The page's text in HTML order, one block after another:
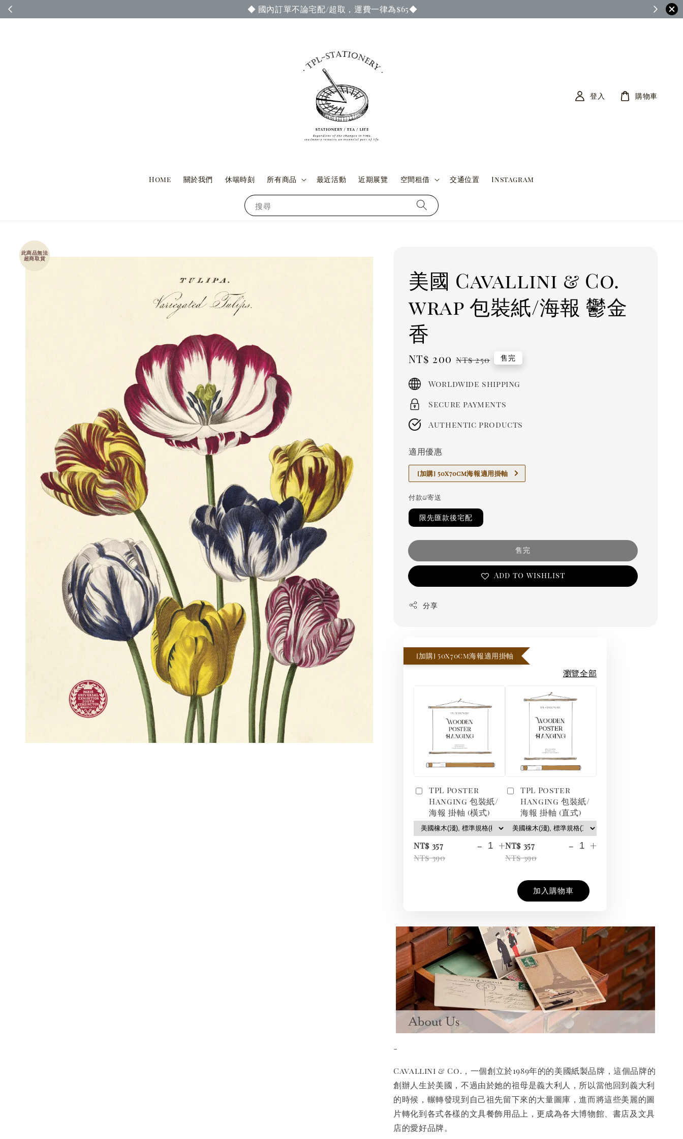
◆ 台灣國內客人完成訂單付款與交貨時，即可參加當期官網謝禮活動 ◆ (詳情請至茶筆巷FB查看)
搜尋
Home 關於我們 休喘時刻 所有商品 最近活動 近期展覽 空間租借 交通位置 Instagram
登入 購物車
此商品無法
超商取貨
美國 Cavallini & Co.
wrap 包裝紙/海報 鬱金
香
Sale
NT$ 200 Regular
NT$ 250 售完
Worldwide shipping
Secure payments
Authentic products
適用優惠
[加購] 50x70cm海報適用掛軸
付款&寄送
限先匯款後宅配
售完
Add to wishlist
分享
[加購] 50x70cm海報適用掛軸
瀏覽全部
TPL Poster
Hanging 包裝紙/
海報 掛軸 (橫式)
NT$ 357
NT$ 390
- +
TPL Poster
Hanging 包裝紙/
海報 掛軸 (直式)
NT$ 357
NT$ 390
- +
加入購物車
-
Cavallini & Co.，一個創立於1989年的的美國紙製品牌，這個品牌的
創辦人生於美國，不過由於她的祖母是義大利人，所以當他回到義大利
的時候，輾轉發現到自己祖先留下來的大量圖庫，進而將這些美麗的圖
片轉化到各式各樣的文具餐飾用品上，更成為各大博物館、書店及文具
店的愛好品牌。